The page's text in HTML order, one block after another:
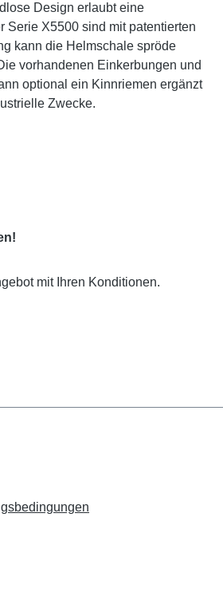
Design erlaubt eine
Serie X5500 sind mit patentierten
kann die Helmschale spröde
vorhandenen Einkerbungen und
optional ein Kinnriemen ergänzt
Zwecke.
mit Ihren Konditionen.